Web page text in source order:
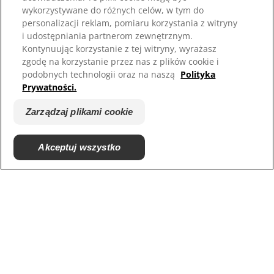
All rights reserved.
wykorzystywane do różnych celów, w tym do
personalizacji reklam, pomiaru korzystania z witryny
i udostępniania partnerom zewnętrznym.
Kontynuując korzystanie z tej witryny, wyrażasz
zgodę na korzystanie przez nas z plików cookie i
podobnych technologii oraz na naszą Polityka
Prywatności.
Zarządzaj plikami cookie
Akceptuj wszystko